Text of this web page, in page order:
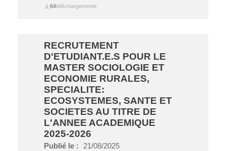
64téléchargements
RECRUTEMENT
D'ETUDIANT.E.S POUR LE
MASTER SOCIOLOGIE ET
ECONOMIE RURALES,
SPECIALITE:
ECOSYSTEMES, SANTE ET
SOCIETES AU TITRE DE
L'ANNEE ACADEMIQUE
2025-2026
Publié le : 21/08/2025